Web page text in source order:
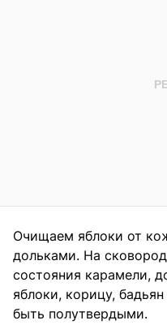
Очищаем яблоки от
дольками. На
состояния карамели,
яблоки, корицу,
быть полутвердыми.